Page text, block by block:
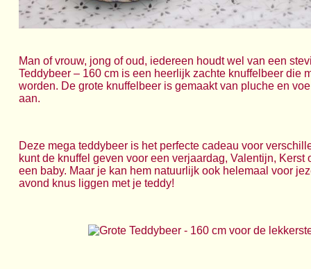
Man of vrouw, jong of oud, iedereen houdt wel van een
Teddybeer – 160 cm is een heerlijk zachte knuffelbeer die
worden. De grote knuffelbeer is gemaakt van pluche en
aan.
Deze mega teddybeer is het perfecte cadeau voor
kunt de knuffel geven voor een verjaardag, Valentijn, Kerst
een baby. Maar je kan hem natuurlijk ook helemaal voor
avond knus liggen met je teddy!